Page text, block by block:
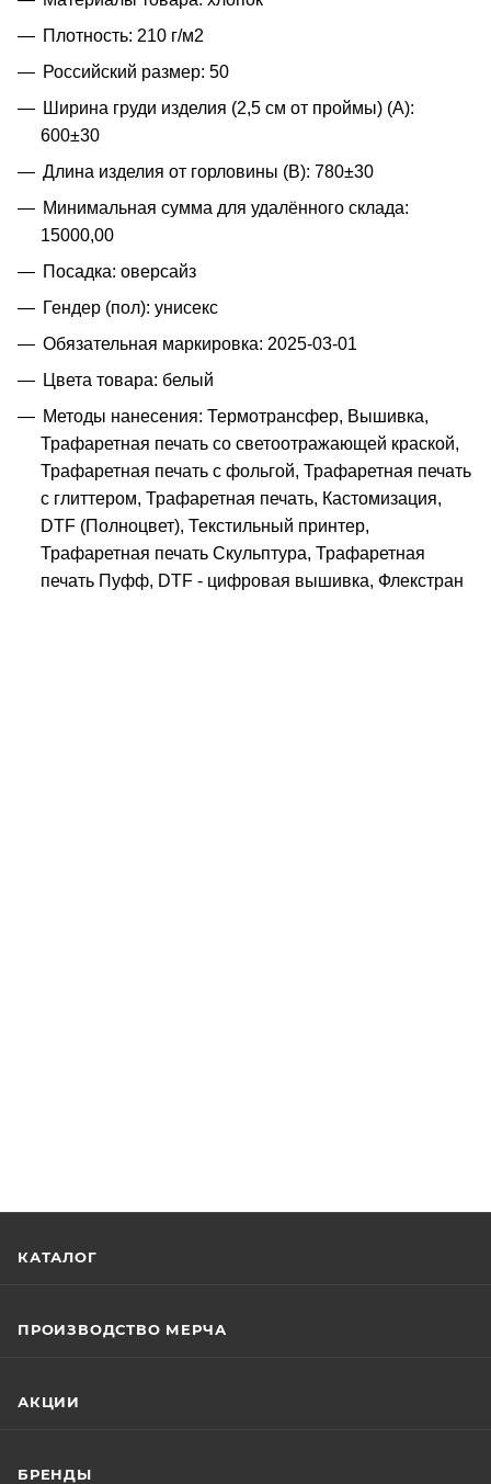
Плотность: 210 г/м2
Российский размер: 50
Ширина груди изделия (2,5 см от проймы) (A):
600±30
Длина изделия от горловины (B): 780±30
Минимальная сумма для удалённого склада:
15000,00
Посадка: оверсайз
Гендер (пол): унисекс
Обязательная маркировка: 2025-03-01
Цвета товара: белый
Методы нанесения: Термотрансфер, Вышивка,
Трафаретная печать со светоотражающей краской,
Трафаретная печать с фольгой, Трафаретная печать
с глиттером, Трафаретная печать, Кастомизация,
DTF (Полноцвет), Текстильный принтер,
Трафаретная печать Скульптура, Трафаретная
печать Пуфф, DTF - цифровая вышивка, Флекстран
КАТАЛОГ
ПРОИЗВОДСТВО МЕРЧА
АКЦИИ
БРЕНДЫ